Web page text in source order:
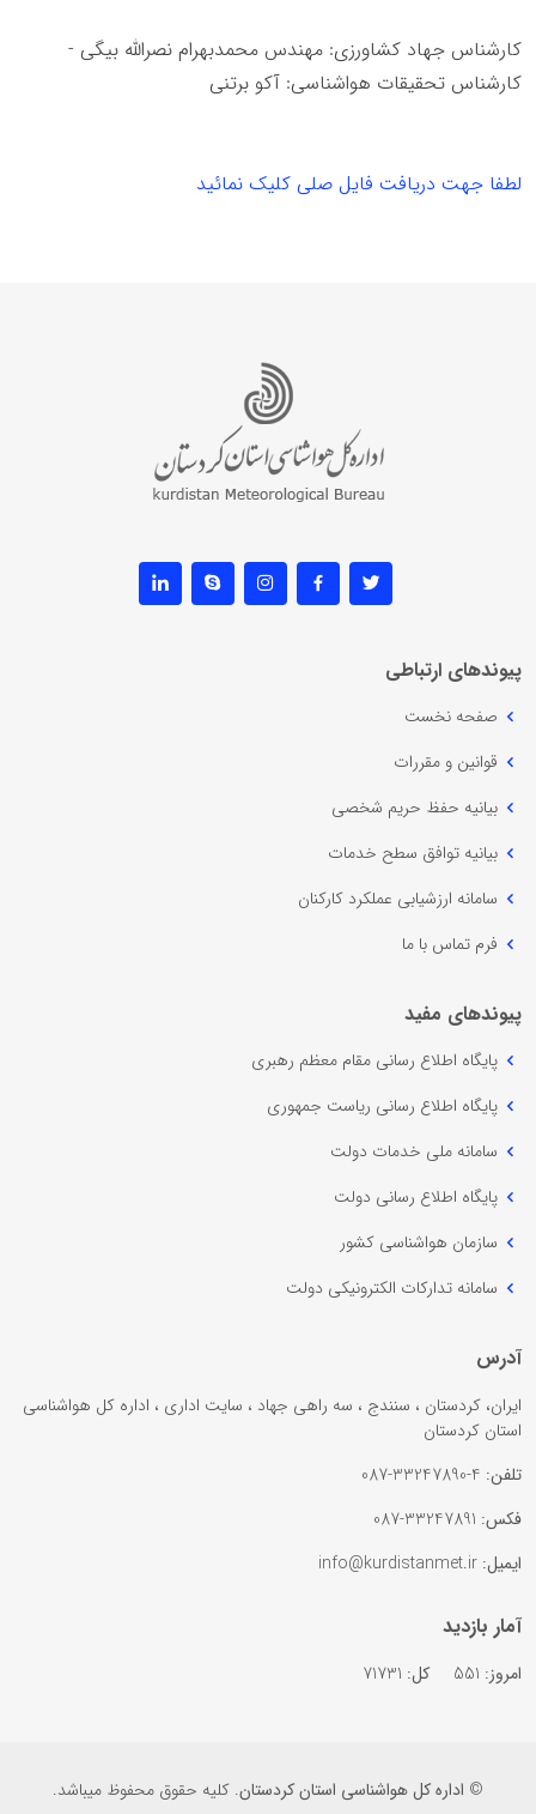
کارشناس جهاد کشاورزی: مهندس محمدبهرام نصرالله بیگی -
کارشناس تحقیقات هواشناسی: آکو برتنی
لطفا جهت دریافت فایل صلی کلیک نمائید
پیوندهای ارتباطی
صفحه نخست
قوانین و مقررات
بیانیه حفظ حریم شخصی
بیانیه توافق سطح خدمات
سامانه ارزشیابی عملکرد کارکنان
فرم تماس با ما
پیوندهای مفید
پایگاه اطلاع رسانی مقام معظم رهبری
پایگاه اطلاع رسانی ریاست جمهوری
سامانه ملی خدمات دولت
پایگاه اطلاع رسانی دولت
سازمان هواشناسی کشور
سامانه تدارکات الکترونیکی دولت
آدرس
ایران، کردستان ، سنندج ، سه راهی جهاد ، سایت اداری ، اداره کل هواشناسی
استان کردستان
تلفن:
فکس:
ایمیل:
آمار بازدید
امروز: کل:
© اداره کل هواشناسی استان کردستان. کلیه حقوق محفوظ میباشد.